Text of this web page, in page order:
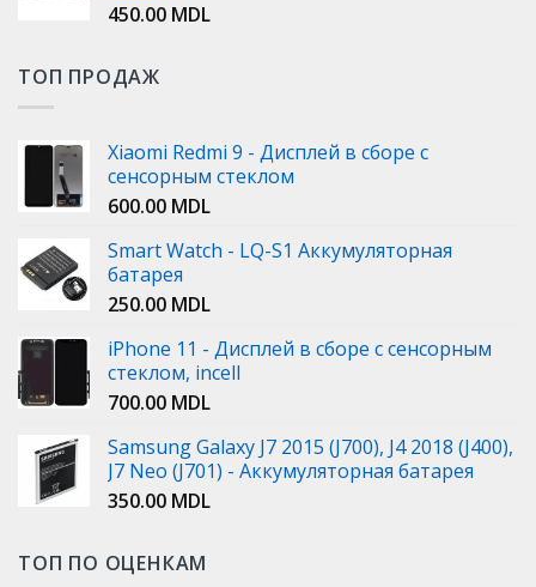
450.00 MDL
ТОП ПРОДАЖ
Xiaomi Redmi 9 - Дисплей в сборе с
сенсорным стеклом
600.00 MDL
Smart Watch - LQ-S1 Аккумуляторная
батарея
250.00 MDL
iPhone 11 - Дисплей в сборе с сенсорным
стеклом, incell
700.00 MDL
Samsung Galaxy J7 2015 (J700), J4 2018 (J400),
J7 Neo (J701) - Аккумуляторная батарея
350.00 MDL
ТОП ПО ОЦЕНКАМ